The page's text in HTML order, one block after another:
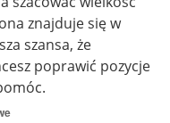
znajduje się w
szansa, że
poprawić pozycje